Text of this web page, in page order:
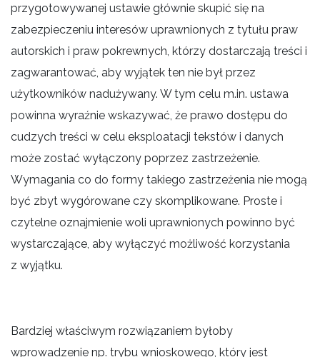
przygotowywanej ustawie głównie skupić się na
zabezpieczeniu interesów uprawnionych z tytułu praw
autorskich i praw pokrewnych, którzy dostarczają treści i
zagwarantować, aby wyjątek ten nie był przez
użytkowników nadużywany. W tym celu m.in. ustawa
powinna wyraźnie wskazywać, że prawo dostępu do
cudzych treści w celu eksploatacji tekstów i danych
może zostać wyłączony poprzez zastrzeżenie.
Wymagania co do formy takiego zastrzeżenia nie mogą
być zbyt wygórowane czy skomplikowane. Proste i
czytelne oznajmienie woli uprawnionych powinno być
wystarczające, aby wyłączyć możliwość korzystania
z wyjątku.
Bardziej właściwym rozwiązaniem byłoby
wprowadzenie np. trybu wnioskowego, który jest